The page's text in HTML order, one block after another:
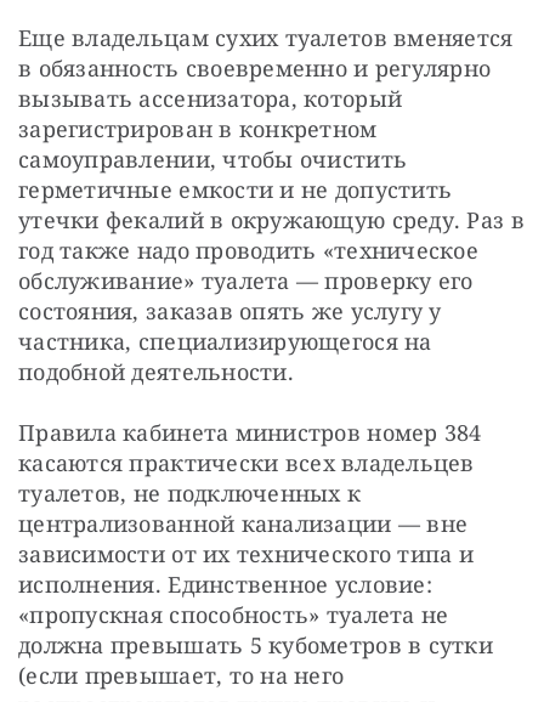
Еще владельцам сухих туалетов вменяется
в обязанность своевременно и регулярно
вызывать ассенизатора, который
зарегистрирован в конкретном
самоуправлении, чтобы очистить
герметичные емкости и не допустить
утечки фекалий в окружающую среду. Раз в
год также надо проводить «техническое
обслуживание» туалета — проверку его
состояния, заказав опять же услугу у
частника, специализирующегося на
подобной деятельности.
Правила кабинета министров номер 384
касаются практически всех владельцев
туалетов, не подключенных к
централизованной канализации — вне
зависимости от их технического типа и
исполнения. Единственное условие:
«пропускная способность» туалета не
должна превышать 5 кубометров в сутки
(если превышает, то на него